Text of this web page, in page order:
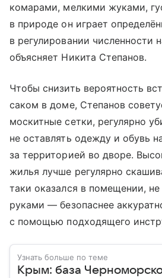
комарами, мелкими жуками,
в природе он играет
в регулировании численности
объясняет Никита Степанов.
Чтобы снизить вероятность
саком в доме, Степанов
москитные сетки, регулярно
не оставлять одежду и обувь
за территорией во дворе.
жилья лучше регулярно
таки оказался в помещении, не
руками — безопаснее
с помощью подходящего
Узнать больше по теме
Крым: база